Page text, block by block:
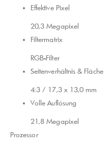
Effektive Pixel
20,3 Megapixel
Filtermatrix
RGB-Filter
Seitenverhältnis & Fläche
4:3 / 17,3 x 13,0 mm
Volle Auflösung
21,8 Megapixel
Prozessor